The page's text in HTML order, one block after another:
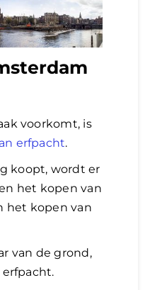
voorkomt, is
erfpacht.
koopt, wordt er
het kopen van
het kopen van
van de grond,